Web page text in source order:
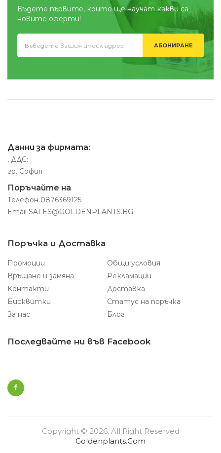
Бъдете първите, които ще научат какви са
новите оферти!
АБОНИРАНЕ
Данни за фирмата:
, ДДС:
гр. София
Поръчайте на
Телефон 0876369125
Email SALES@GOLDENPLANTS.BG
Поръчка и Доставка
Промоции
Общи условия
Връщане и замяна
Рекламации
Контакти
Доставка
Бисквитки
Статус на поръчка
За нас
Блог
Последвайте ни във Facebook
Copyright © 2026. All Right Reserved
Goldenplants.com